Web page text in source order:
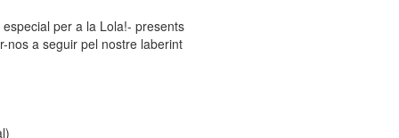
per a la Lola!- presents
nos a seguir pel nostre laberint